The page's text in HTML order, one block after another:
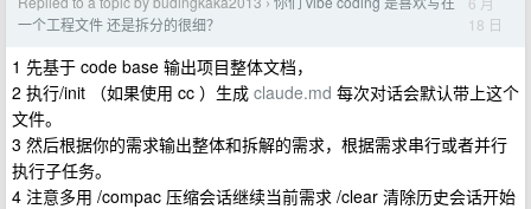
›
一个工程文件 还是拆分的很细？
18 日
1 先基于 code base 输出项目整体文档，
2 执行/init （如果使用 cc ）生成 claude.md 每次对话会默认带上这个
文件。
3 然后根据你的需求输出整体和拆解的需求，根据需求串行或者并行
执行子任务。
4 注意多用 /compac 压缩会话继续当前需求 /clear 清除历史会话开始